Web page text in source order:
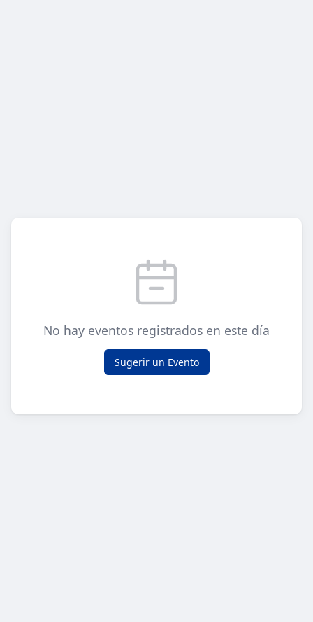
No hay eventos registrados en este día
Sugerir un Evento